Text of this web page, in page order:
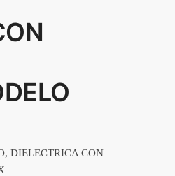
DIELECTRICA CON